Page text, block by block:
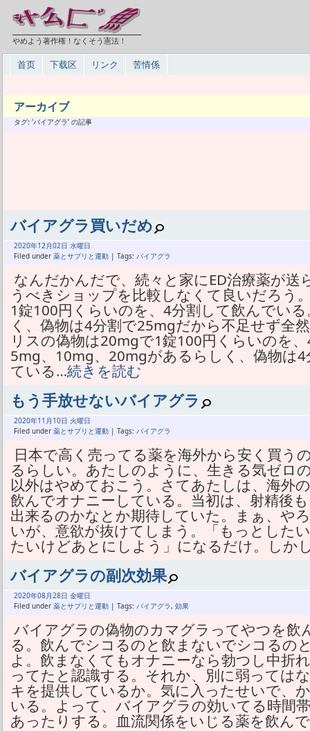
やめよう著作権！なくそう憲法！
首页 下载区 リンク 苦情係
アーカイブ
タグ: ‘バイアグラ’ の記事
バイアグラ買いだめ
2020年12月02日 水曜日
Filed under 薬とサプリと運動 | Tags: バイアグラ
なんだかんだで、続々と家にED治療薬が
うべきショップを比較しなくて良いだろう
1錠100円くらいのを、4分割して飲んでい
く、偽物は4分割で25mgだから不足せず全
リスの偽物は20mgで1錠100円くらいのを
5mg、10mg、20mgがあるらしく、偽物は
ている…続きを読む
もう手放せないバイアグラ
2020年11月 10日 火曜日
Filed under 薬とサプリと運動 | Tags: バイアグラ
日本で高く売ってる薬を海外から安く買う
るらしい。あたしのように、生きる気ゼロ
以外はやめておこう。さてあたしは、海外
飲んでオナニーしている。当初は、射精後
出来るのかなとか期待していた。まぁ、や
いが、意欲が抜けてしまう。「もっとした
たいけどあとにしよう」になるだけ。しか
バイアグラの副次効果
2020年08月28日 金曜日
Filed under 薬とサプリと運動 | Tags: バイアグラ, 効果
バイアグラの偽物のカマグラってやつを飲
る。飲んでシコるのと飲まないでシコるの
よ。飲まなくてもオナニーなら勃つし中折
ってたと認識する。それか、別に弱っては
キを提供しているか。気に入ったせいで、
いる。よって、バイアグラの効いてる時間
あったりする。血流関係をいじる薬を飲ん